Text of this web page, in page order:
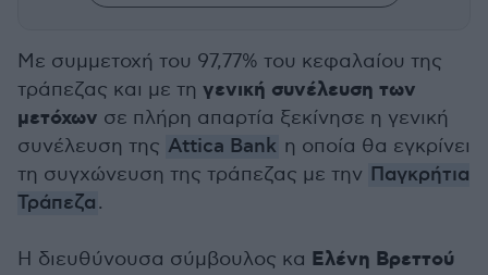
Με συμμετοχή του 97,77% του κεφαλαίου της
τράπεζας και με τη γενική συνέλευση των
μετόχων σε πλήρη απαρτία ξεκίνησε η γενική
συνέλευση της Attica Bank η οποία θα εγκρίνει
τη συγχώνευση της τράπεζας με την Παγκρήτια
Τράπεζα.
Η διευθύνουσα σύμβουλος κα Ελένη Βρεττού